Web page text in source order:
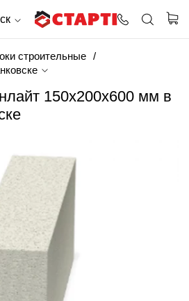
строительные
150x200x600 мм в